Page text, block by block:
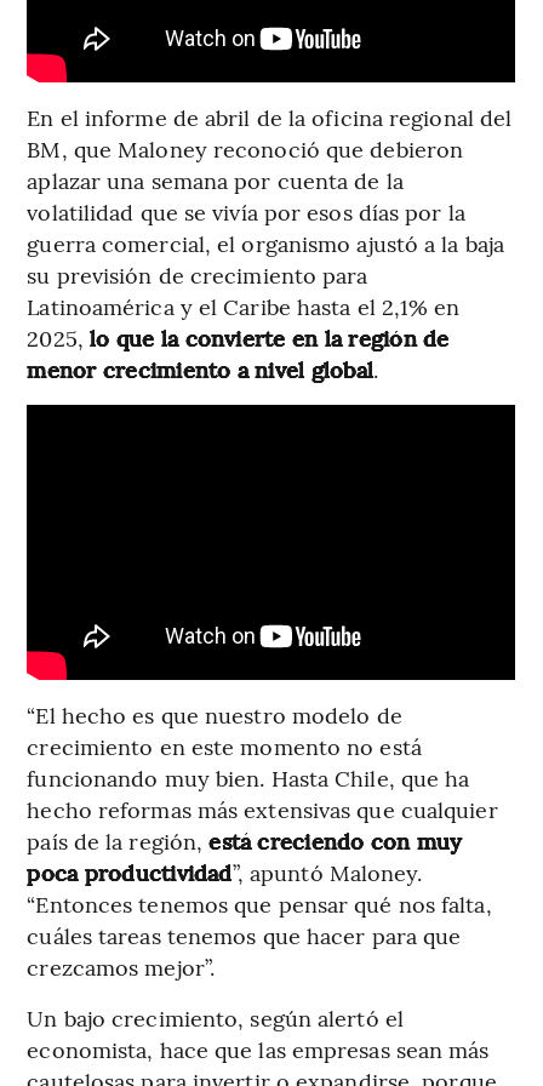
En el informe de abril de la oficina regional del
BM, que Maloney reconoció que debieron
aplazar una semana por cuenta de la
volatilidad que se vivía por esos días por la
guerra comercial, el organismo ajustó a la baja
su previsión de crecimiento para
Latinoamérica y el Caribe hasta el 2,1% en
2025, lo que la convierte en la región de
menor crecimiento a nivel global.
“El hecho es que nuestro modelo de
crecimiento en este momento no está
funcionando muy bien. Hasta Chile, que ha
hecho reformas más extensivas que cualquier
país de la región,está creciendo con muy
poca productividad”, apuntó Maloney.
“Entonces tenemos que pensar qué nos falta,
cuáles tareas tenemos que hacer para que
crezcamos mejor”.
Un bajo crecimiento, según alertó el
economista, hace que las empresas sean más